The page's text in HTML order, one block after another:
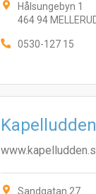
Hålsungebyn 1
464 94
0530-127 15
Sandgatan 27